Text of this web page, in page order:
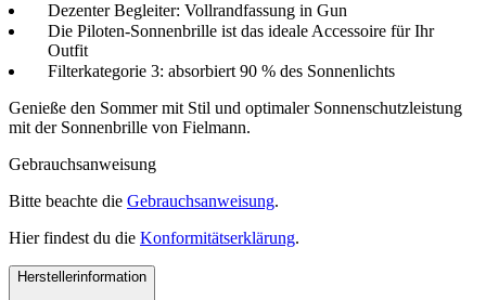
Dezenter Begleiter: Vollrandfassung in Gun
Die Piloten-Sonnenbrille ist das ideale Accessoire für Ihr
Outfit
Filterkategorie 3: absorbiert 90 % des Sonnenlichts
Genieße den Sommer mit Stil und optimaler Sonnenschutzleistung
mit der Sonnenbrille von Fielmann.
Gebrauchsanweisung
Bitte beachte die Gebrauchsanweisung.
Hier findest du die Konformitätserklärung.
Herstellerinformation